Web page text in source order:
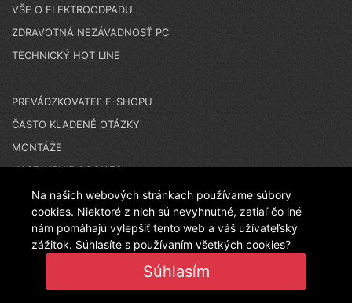
Na našich webových stránkach používame súbory
cookies. Niektoré z nich sú nevyhnutné, zatiaľ čo iné
nám pomáhajú vylepšiť tento web a váš užívateľský
zážitok. Súhlasíte s používaním všetkých cookies?
Súhlasím
VŠE O ELEKTROODPADU
ZDRAVOTNÁ NEZÁVADNOSŤ PC
TECHNICKÝ HOT LINE
PREVÁDZKOVATEĽ E-SHOPU
ČASTO KLADENÉ OTÁZKY
MONTÁŽE
NASTAVENIE COOKIES
N A K U P U J E T E N A Č E S K O M E S H O P E - T E N
T O E S H O P P R E V Á D Z K U J E L A N I T P L A S T